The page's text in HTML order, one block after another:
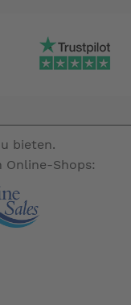
bieten.
Online-Shops: